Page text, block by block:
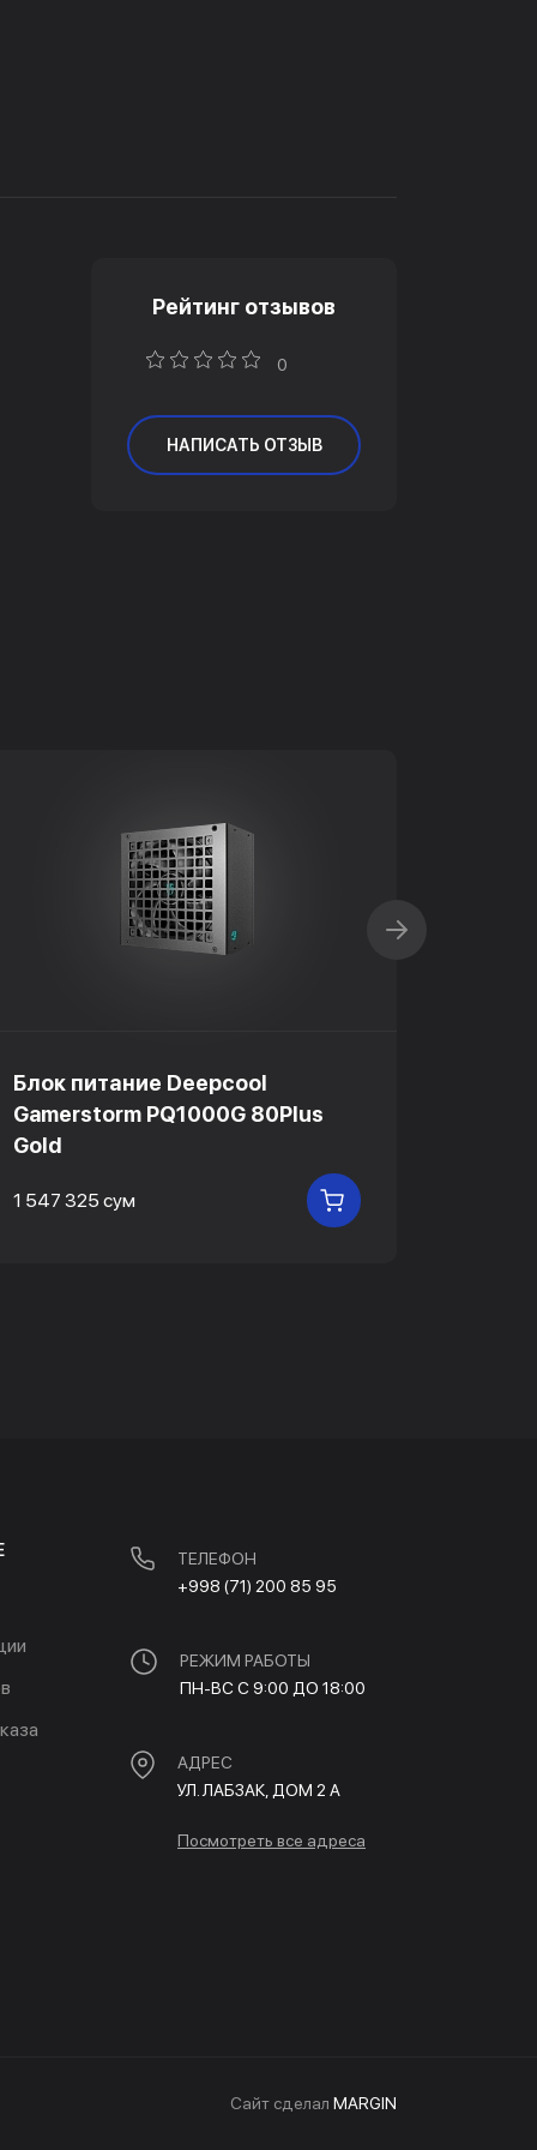
Рейтинг отзывов
0
НАПИСАТЬ ОТЗЫВ
Блок питание Deepcool
Gamerstorm PQ1000G 80Plus
Gold
1 547 325 сум В КОРЗИНУ
ТЕЛЕФОН
+998 (71) 200 85 95
РЕЖИМ РАБОТЫ
ПН-ВС С 9:00 ДО 18:00
АДРЕС
УЛ. ЛАБЗАК, ДОМ 2 A
Посмотреть все адреса
Cайт сделал MARGIN